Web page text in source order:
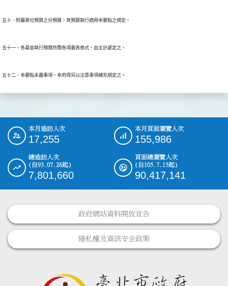
::: 本月造訪人次
17,255
本月頁面瀏覽人次
155,986
總造訪人次
(自93.07.26起)
7,801,660
頁面總瀏覽人次
(自105.7.15起)
90,417,141
政府網站資料開放宣告
隱私權及資訊安全政策